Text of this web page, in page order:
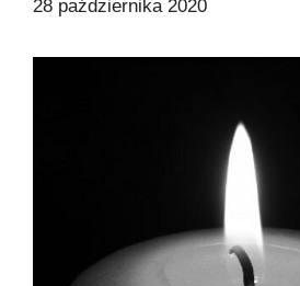
28 października 2020